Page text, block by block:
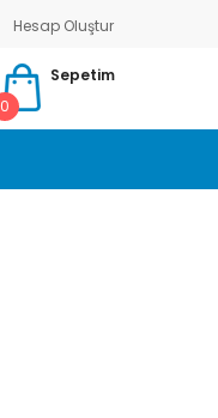
Hesap Oluştur
Sepetim
0